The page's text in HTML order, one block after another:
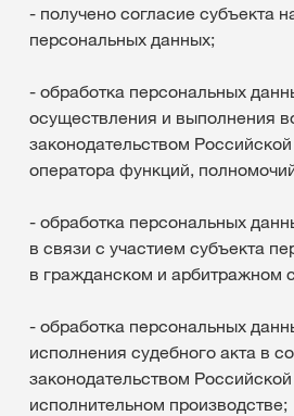
- получено согласие субъекта
персональных данных;
- обработка персональных
осуществления и выполнения
законодательством
оператора функций,
- обработка персональных
в связи с участием субъекта
в гражданском и арбитражном
- обработка персональных
исполнения судебного акта в
законодательством
исполнительном производстве;